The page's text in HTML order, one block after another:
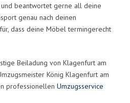
beantwortet gerne all deine
genau nach deinen
dass deine Möbel termingerecht
Beiladung von Klagenfurt am
König Klagenfurt am
professionellen Umzugsservice